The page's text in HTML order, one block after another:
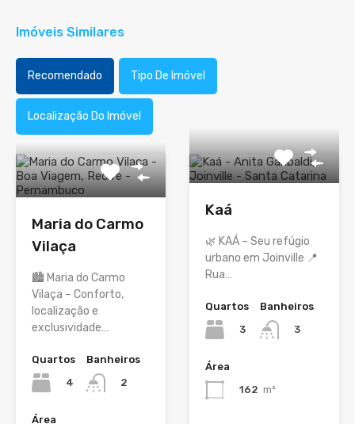
Imóveis Similares
Recomendado Tipo De Imóvel
Localização Do Imóvel
Maria do Carmo
Vilaça
🏙️ Maria do Carmo
Vilaça – Conforto,
localização e
exclusividade…
Quartos
4
Banheiros
2
Área
Kaá
🌿 KAÁ – Seu refúgio
urbano em Joinville 📍
Rua…
Quartos
3
Banheiros
3
Área
162 m²